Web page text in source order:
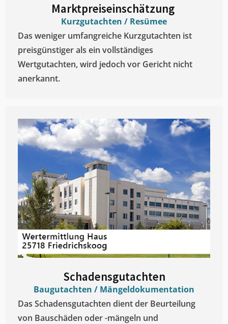
Marktpreiseinschätzung ​
Kurzgutachten / Resümee
Das weniger umfangreiche Kurzgutachten ist
preisgünstiger als ein vollständiges
Wertgutachten, wird jedoch vor Gericht nicht
anerkannt.
Schadensgutachten
Baugutachten / Mängeldokumentation
Das Schadensgutachten dient der Beurteilung
von Bauschäden oder -mängeln und